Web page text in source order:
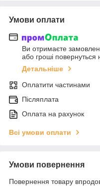
Умови оплати
Ви отримаєте
або гроші повернуться
Детальніше
Оплатити частинами
Післяплата
Оплата на рахунок
Всі умови оплати
Умови повернення
Повернення товару